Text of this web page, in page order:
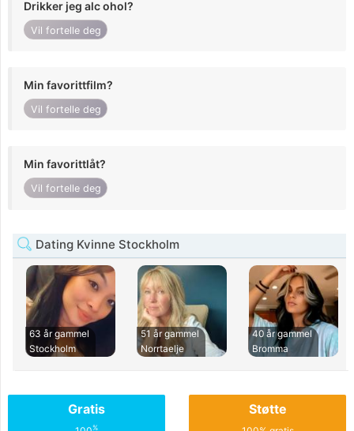
Drikker jeg alc ohol?
Vil fortelle deg
Min favorittfilm?
Vil fortelle deg
Min favorittlåt?
Vil fortelle deg
Dating Kvinne Stockholm
63 år gammel
Stockholm
51 år gammel
Norrtaelje
40 år gammel
Bromma
Gratis
%
Støtte